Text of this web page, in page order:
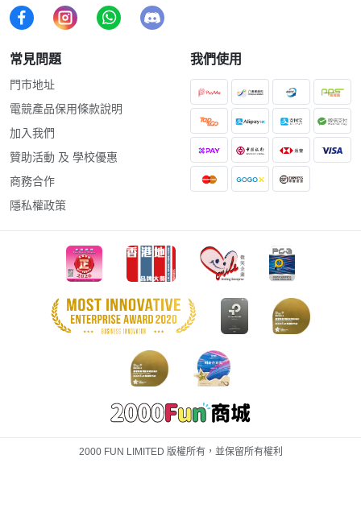
常見問題
門市地址
電競產品保用條款說明
加入我們
贊助活動 及 學校優惠
商務合作
隱私權政策
我們使用
2000 FUN LIMITED 版權所有，並保留所有權利